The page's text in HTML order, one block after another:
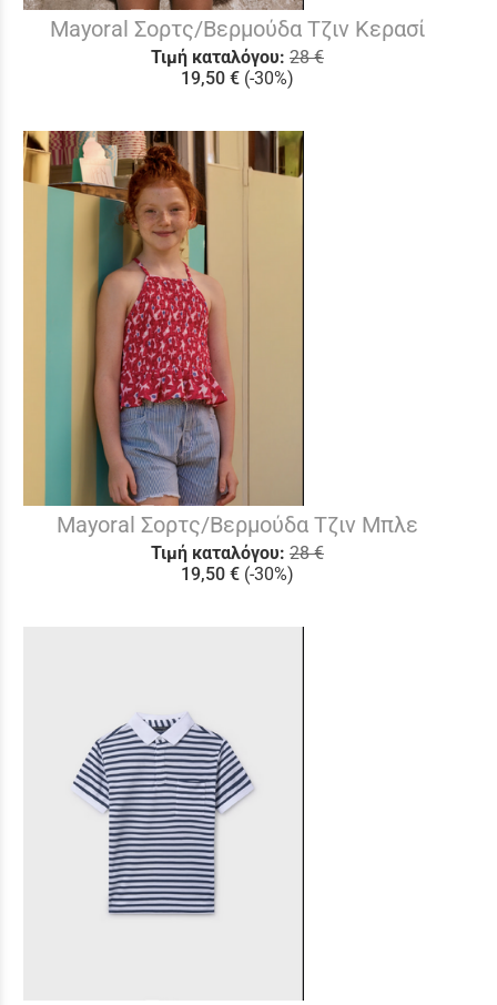
Mayoral Σορτς/Βερμούδα Τζιν Κερασί
Τιμή καταλόγου: 28 €
19,50 € (-30%)
Mayoral Σορτς/Βερμούδα Τζιν Μπλε
Τιμή καταλόγου: 28 €
19,50 € (-30%)